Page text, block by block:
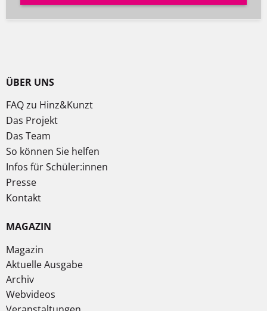
ÜBER UNS
FAQ zu Hinz&Kunzt
Das Projekt
Das Team
So können Sie helfen
Infos für Schüler:innen
Presse
Kontakt
MAGAZIN
Magazin
Aktuelle Ausgabe
Archiv
Webvideos